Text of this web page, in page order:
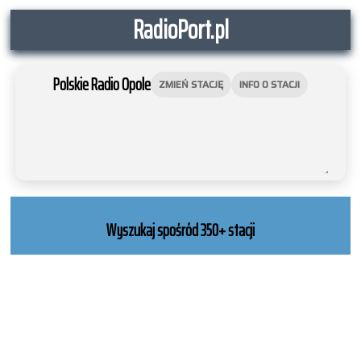
RadioPort.pl
Polskie Radio Opole ZMIEŃ STACJĘ INFO O STACJI
Wyszukaj spośród 350+ stacji